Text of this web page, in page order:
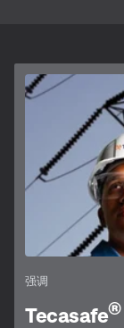
强调
Tecasafe®